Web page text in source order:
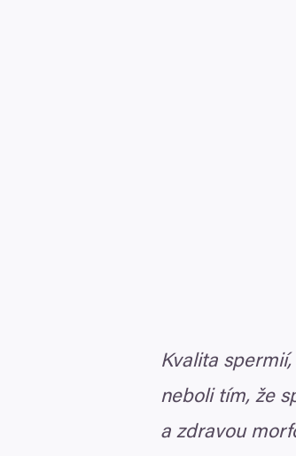
Kvalita
neboli tím, že
a zdravou